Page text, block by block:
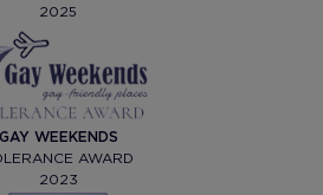
2025
GAY WEEKENDS
AWARD
2023